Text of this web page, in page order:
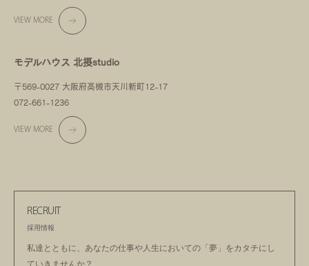
VIEW MORE
モデルハウス 北摂studio
〒569-0027 大阪府高槻市天川新町12-17
072-661-1236
VIEW MORE
RECRUIT
採用情報
私達とともに、あなたの仕事や人生においての 「夢」をカタチにし
ていきませんか？